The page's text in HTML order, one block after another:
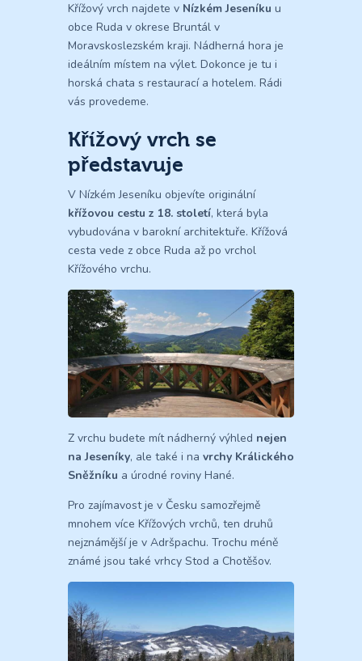
Křížový vrch najdete v Nízkém Jeseníku u
obce Ruda v okrese Bruntál v
Moravskoslezském kraji. Nádherná hora je
ideálním místem na výlet. Dokonce je tu i
horská chata s restaurací a hotelem. Rádi
vás provedeme.
Křížový vrch se
představuje
V Nízkém Jeseníku objevíte originální
křížovou cestu z 18. století, která byla
vybudována v barokní architektuře. Křížová
cesta vede z obce Ruda až po vrchol
Křížového vrchu.
Z vrchu budete mít nádherný výhled nejen
na Jeseníky, ale také i na vrchy Králického
Sněžníku a úrodné roviny Hané.
Pro zajímavost je v Česku samozřejmě
mnohem více Křížových vrchů, ten druhů
nejznámější je v Adršpachu. Trochu méně
známé jsou také vrhcy Stod a Chotěšov.